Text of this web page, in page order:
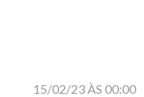
15/02/23 ÀS 00:00